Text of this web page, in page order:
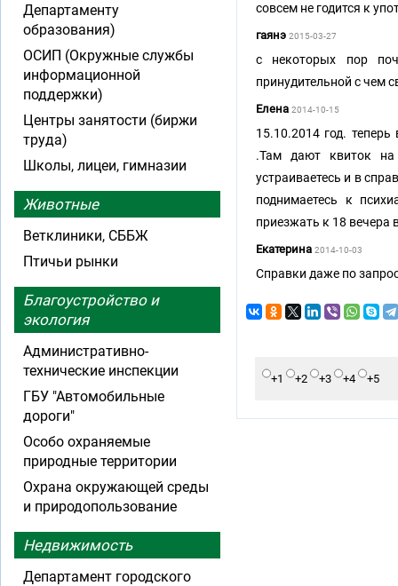
совсем не годится к
гаянэ 2015-03-27
с некоторых пор
принудительной с чем
Елена 2014-10-15
15.10.2014 год.
.Там дают квиток на
устраиваетесь и в
поднимаетесь к
приезжать к 18 вечера
Екатерина 2014-10-03
Справки даже по
+1 +2 +3 +4 +5
Департаменту
образования)
ОСИП (Окружные службы
информационной
поддержки)
Центры занятости (биржи
труда)
Школы, лицеи, гимназии
Животные
Ветклиники, СББЖ
Птичьи рынки
Благоустройство и
экология
Административно-
технические инспекции
ГБУ "Автомобильные
дороги"
Особо охраняемые
природные территории
Охрана окружающей среды
и природопользование
Недвижимость
Департамент городского